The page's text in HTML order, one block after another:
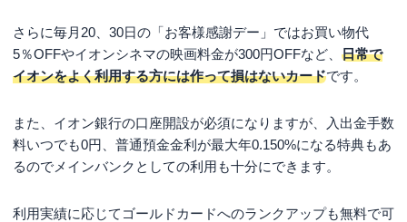
さらに毎月20、30日の「お客様感謝デー」ではお買い物代
5％OFFやイオンシネマの映画料金が300円OFFなど、 日常で
イオンをよく利用する方には作って損はないカードです。
また、イオン銀行の口座開設が必須になりますが、入出金手数
料いつでも0円、普通預金金利が最大年0.150%になる特典もあ
るのでメインバンクとしての利用も十分にできます。
利用実績に応じてゴールドカードへのランクアップも無料で可